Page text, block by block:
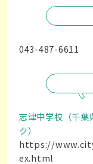
043-487-6611
志津中学校（千葉
ク）
https://
ex.html